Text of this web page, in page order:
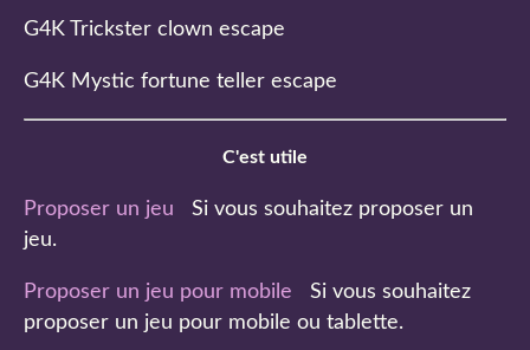
G4K Trickster clown escape
G4K Mystic fortune teller escape
C'est utile
Proposer un jeu Si vous souhaitez proposer un
jeu.
Proposer un jeu pour mobile Si vous souhaitez
proposer un jeu pour mobile ou tablette.